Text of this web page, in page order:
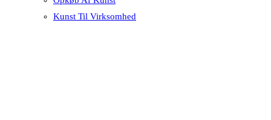
Kunst Til Virksomhed